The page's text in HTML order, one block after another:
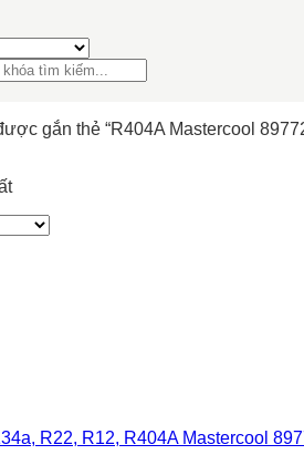
gắn thẻ “R404A Mastercool
R22, R12, R404A Mastercool